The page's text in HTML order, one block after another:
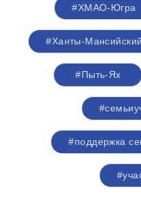
#ХМАО-Югра
#Ханты-
#Пыть-Ях
#поддержка